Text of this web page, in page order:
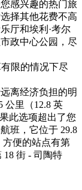
感兴趣的热门旅
择其他花费不高
厅和埃利·考尔
政中心公园，尽
限的情况下尽
离经济负担的明
公里（12.8 英
此选项超出了您
班，它位于 29.8
方便的站点有第
18 街 - 司陶特